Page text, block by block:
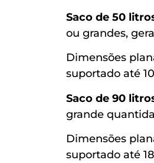
Saco de 50
ou grandes,
Dimensões
suportado até
Saco de 90
grande
Dimensões
suportado até